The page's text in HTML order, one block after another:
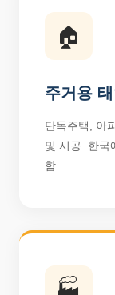
🏠
주거용
단독주택, 아
및 시공. 한국
함.
🏭